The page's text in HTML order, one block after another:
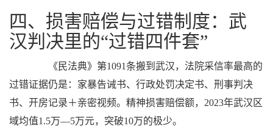
四、损害赔偿与过错制度：武
汉判决里的“过错四件套”
《民法典》第1091条搬到武汉，法院采信率最高的
过错证据仍是：家暴告诫书、行政处罚决定书、刑事判决
书、开房记录＋亲密视频。精神损害赔偿额，2023年武汉区
域均值1.5万—5万元，突破10万的极少。